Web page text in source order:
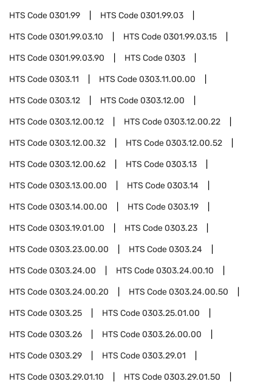
HTS Code0301.99 HTS Code0301.99.03
HTS Code0301.99.03.10 HTS Code0301.99.03.15
HTS Code0301.99.03.90 HTS Code0303
HTS Code0303.11 HTS Code0303.11.00.00
HTS Code0303.12 HTS Code0303.12.00
HTS Code0303.12.00.12 HTS Code0303.12.00.22
HTS Code0303.12.00.32 HTS Code0303.12.00.52
HTS Code0303.12.00.62 HTS Code0303.13
HTS Code0303.13.00.00 HTS Code0303.14
HTS Code0303.14.00.00 HTS Code0303.19
HTS Code0303.19.01.00 HTS Code0303.23
HTS Code0303.23.00.00 HTS Code0303.24
HTS Code0303.24.00 HTS Code0303.24.00.10
HTS Code0303.24.00.20 HTS Code0303.24.00.50
HTS Code0303.25 HTS Code0303.25.01.00
HTS Code0303.26 HTS Code0303.26.00.00
HTS Code0303.29 HTS Code0303.29.01
HTS Code0303.29.01.10 HTS Code0303.29.01.50